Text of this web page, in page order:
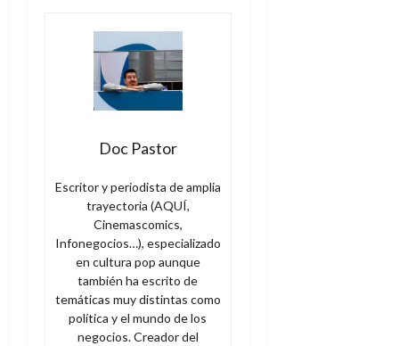
Doc Pastor
Escritor y periodista de amplia
trayectoria (AQUÍ,
Cinemascomics,
Infonegocios…), especializado
en cultura pop aunque
también ha escrito de
temáticas muy distintas como
política y el mundo de los
negocios. Creador del